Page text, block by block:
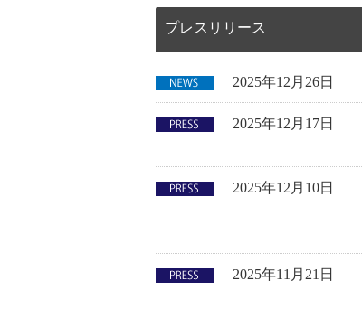
プレスリリース
2025年12月26日
2025年12月17日
2025年12月10日
2025年11月21日